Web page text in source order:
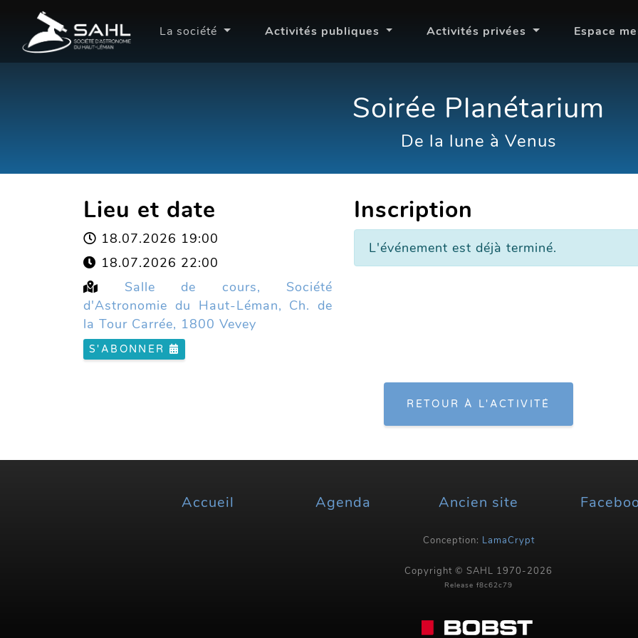
La société Activités publiques Activités privées Espace
Soirée Planétarium
De la lune à Venus
Lieu et date
18.07.2026 19:00
18.07.2026 22:00
Salle de cours, Société
d'Astronomie du Haut-Léman, Ch. de
la Tour Carrée, 1800 Vevey
S'ABONNER
Inscription
L'événement est déjà terminé.
RETOUR À L'ACTIVITÉ
Accueil Agenda Ancien site
Conception: LamaCrypt
Copyright © SAHL 1970-2026
Release f8c62c79